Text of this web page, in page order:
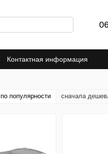
Контактная информация
по популярности сначала